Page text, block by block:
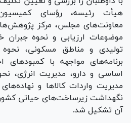
هیأت رئیسه، رؤسای
معاونت‌های مجلس، مرکز
موضوعات ارزیابی و نحوه جبران
تولیدی و مناطق مسکونی،
برنامه‌های مواجهه با کمبودهای
اساسی و دارو، مدیریت انرژی،
مدیریت واردات کالاها و
نگهداشت زیرساخت‌های حیاتی
آن تشکیل شد.